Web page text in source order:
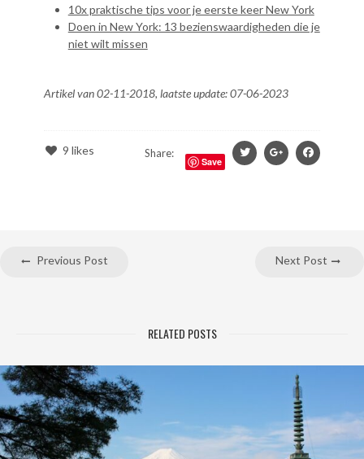
10x praktische tips voor je eerste keer New York
Doen in New York: 13 bezienswaardigheden die je
niet wilt missen
Artikel van 02-11-2018, laatste update: 07-06-2023
9 likes Share:
Save
Previous Post Next Post
RELATED POSTS